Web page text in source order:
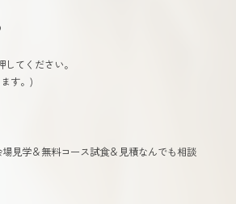
てください。
す。)
見学＆無料コース試食＆見積なんでも相談